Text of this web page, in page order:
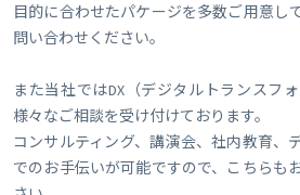
目的に合わせたパケージを多数ご用意し
問い合わせください。
また当社ではDX（デジタルトランスフ
様々なご相談を受け付けております。
コンサルティング、講演会、社内教育、
でのお手伝いが可能ですので、こちらも